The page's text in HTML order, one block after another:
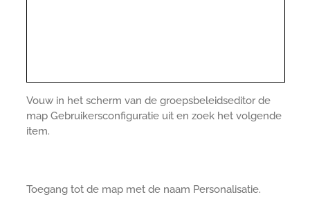
Vouw in het scherm van de groepsbeleidseditor de
map Gebruikersconfiguratie uit en zoek het volgende
item.
Toegang tot de map met de naam Personalisatie.